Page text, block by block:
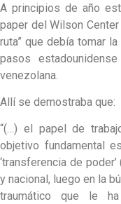
A principios de año
paper del Wilson
ruta” que debía tomar
pasos
venezolana.
Allí se demostraba que:
“(…) el papel de
objetivo fundamental
‘transferencia de
y nacional, luego en la
traumático que le